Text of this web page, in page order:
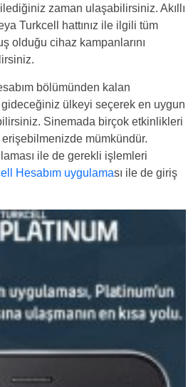
zaman ulaşabilirsiniz. Akıllı
Turkcell hattınız ile ilgili tüm
olduğu cihaz kampanlarını
bölümünden kalan
gideceğiniz ülkeyi seçerek en uygun
Sinemada birçok etkinlikleri
erişebilmenizde mümkündür.
ile de gerekli işlemleri
Hesabım uygulaması ile de giriş